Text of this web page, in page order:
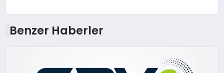
Benzer Haberler